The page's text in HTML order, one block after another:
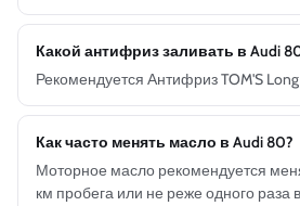
Какой антифриз заливать в Audi
Рекомендуется Антифриз TOM'S
Как часто менять масло в Audi 80?
Моторное масло рекомендуется
км пробега или не реже одного раза